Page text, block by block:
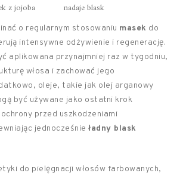
z jojoba
nadaje blask
o regularnym stosowaniu masek do
intensywne odżywienie i regenerację.
aplikowana przynajmniej raz w tygodniu,
włosa i zachować jego
oleje, takie jak olej arganowy
być używane jako ostatni krok
przed uszkodzeniami
jednocześnie ładny blask
do pielęgnacji włosów farbowanych,